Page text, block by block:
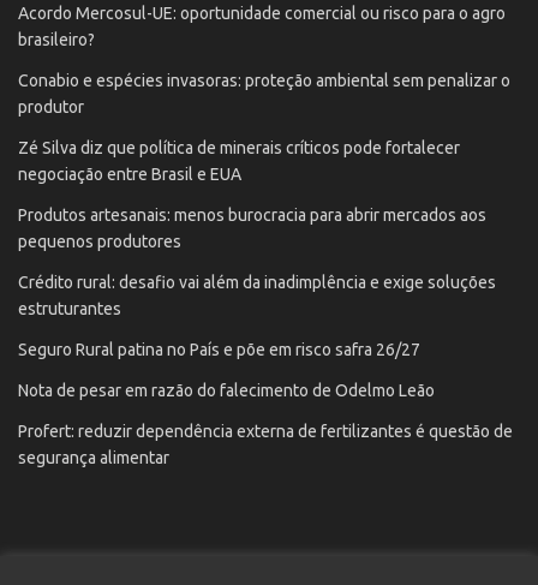
Acordo Mercosul-UE: oportunidade comercial ou risco para o agro
brasileiro?
Conabio e espécies invasoras: proteção ambiental sem penalizar o
produtor
Zé Silva diz que política de minerais críticos pode fortalecer
negociação entre Brasil e EUA
Produtos artesanais: menos burocracia para abrir mercados aos
pequenos produtores
Crédito rural: desafio vai além da inadimplência e exige soluções
estruturantes
Seguro Rural patina no País e põe em risco safra 26/27
Nota de pesar em razão do falecimento de Odelmo Leão
Profert: reduzir dependência externa de fertilizantes é questão de
segurança alimentar